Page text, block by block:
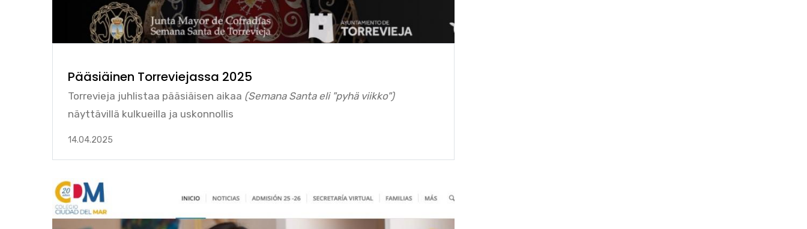
Pääsiäinen Torreviejassa 2025
Torrevieja juhlistaa pääsiäisen aikaa (Semana Santa eli "pyhä viikko")
näyttävillä kulkueilla ja uskonnollis
14.04.2025